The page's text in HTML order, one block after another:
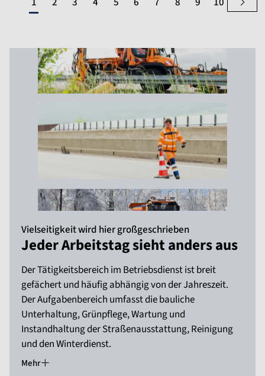
Vielseitigkeit wird hier großgeschrieben
Jeder Arbeitstag sieht anders aus
Der Tätigkeitsbereich im Betriebsdienst ist breit
gefächert und häufig abhängig von der Jahreszeit.
Der Aufgabenbereich umfasst die bauliche
Unterhaltung, Grünpflege, Wartung und
Instandhaltung der Straßenausstattung, Reinigung
und den Winterdienst.
Mehr